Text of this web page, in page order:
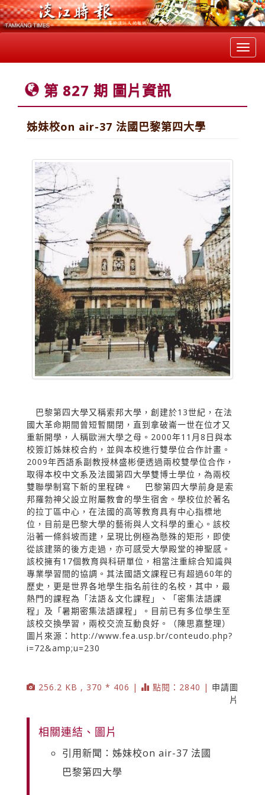
第 827 期 圖片資訊
姊妹校on air-37 法國巴黎第四大學
巴黎第四大學又稱索邦大學，創建於13世紀，在法
國大革命期間曾短暫關閉，直到拿破崙一世在位才又
重新開學，人稱歐洲大學之母。2000年11月8日與本
校簽訂姊妹校合約，並與本校進行雙學位合作計畫。
2009年西語系副教授林盛彬便透過兩校雙學位合作，
取得本校中文系及法國第四大學雙博士學位，為兩校
雙聯學制寫下新的里程碑。 巴黎第四大學前身是索
邦羅勃神父設立附屬教會的學生宿舍。學校位於著名
的拉丁區中心，在法國的高等教育具有中心指標地
位，目前是巴黎大學的藝術與人文科學的重心。該校
沿著一條斜坡而建，呈現比例極為懸殊的矩形，即使
從該建築的後方走過，亦可感受大學殿堂的神聖感。
該校擁有17個教育與科研單位，相當注重綜合知識與
專業學習間的協調。其法國語文課程已有超過60年的
歷史，更是世界各地學生指名前往的名校，其中，最
熱門的課程為「法語＆文化課程」、「密集法語課
程」及「暑期密集法語課程」。目前已有多位學生至
該校交換學習，兩校交流互動良好。（陳思嘉整理）
圖片來源：http://www.fea.usp.br/conteudo.php?
i=72&amp;u=230
256.2 KB , 370 * 406 | 點閱：2840 | 申請圖
片
相關連結、圖片
引用新聞：姊妹校on air-37 法國
巴黎第四大學